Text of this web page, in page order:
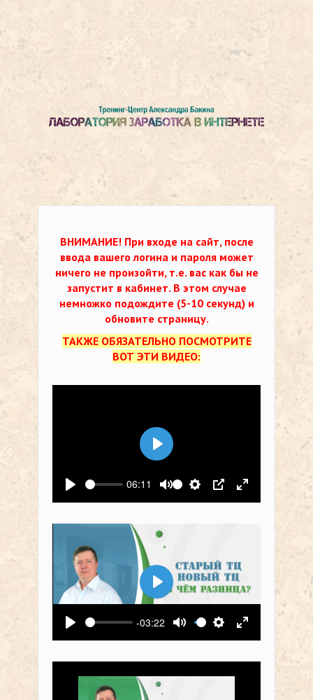
ВНИМАНИЕ! При входе на сайт, после
ввода вашего логина и пароля может
ничего не произойти, т.е. вас как бы не
запустит в кабинет. В этом случае
немножко подождите (5-10 секунд) и
обновите страницу.
ТАКЖЕ ОБЯЗАТЕЛЬНО ПОСМОТРИТЕ
ВОТ ЭТИ ВИДЕО:
Воспроизвести
06:11
Выключить звук
Настройки
PIP На весь
Воспроизвести
Воспроизвести
-03:22
Выключить звук
Настройки
На весь
Воспроизвести